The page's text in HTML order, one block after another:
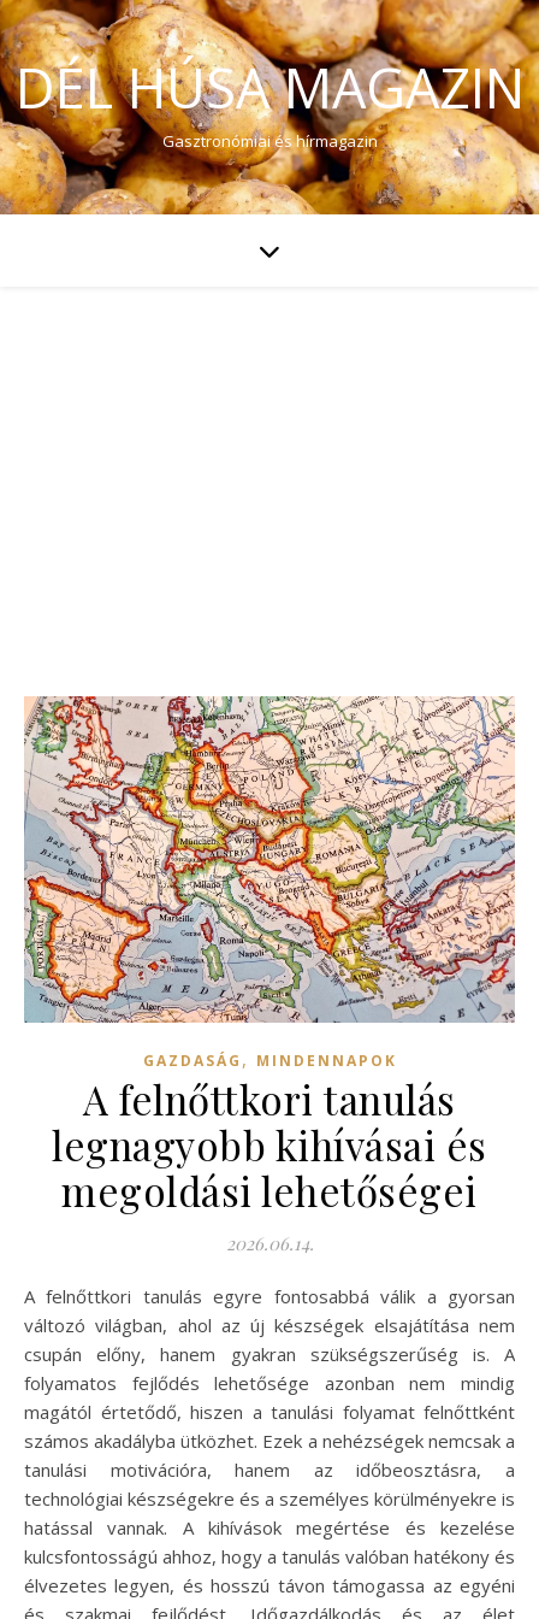
DÉL HÚSA MAGAZIN
Gasztronómiai és hírmagazin
GAZDASÁG , MINDENNAPOK
A felnőttkori tanulás
legnagyobb kihívásai és
megoldási lehetőségei
2026.06.14.
A felnőttkori tanulás egyre fontosabbá válik a gyorsan
változó világban, ahol az új készségek elsajátítása nem
csupán előny, hanem gyakran szükségszerűség is. A
folyamatos fejlődés lehetősége azonban nem mindig
magától értetődő, hiszen a tanulási folyamat felnőttként
számos akadályba ütközhet. Ezek a nehézségek nemcsak a
tanulási motivációra, hanem az időbeosztásra, a
technológiai készségekre és a személyes körülményekre is
hatással vannak. A kihívások megértése és kezelése
kulcsfontosságú ahhoz, hogy a tanulás valóban hatékony és
élvezetes legyen, és hosszú távon támogassa az egyéni
és szakmai fejlődést. Időgazdálkodás és az élet